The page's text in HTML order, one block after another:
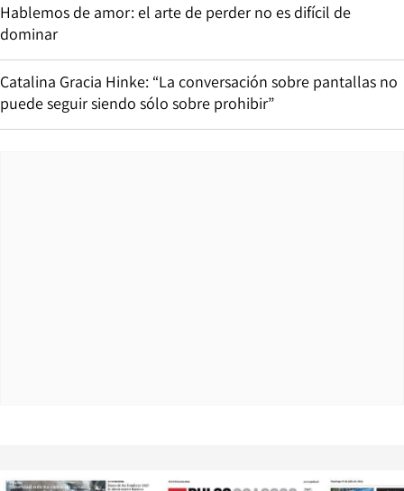
Hablemos de amor: el arte de perder no es difícil de
dominar
Catalina Gracia Hinke: “La conversación sobre pantallas no
puede seguir siendo sólo sobre prohibir”
Opens in new window Opens in